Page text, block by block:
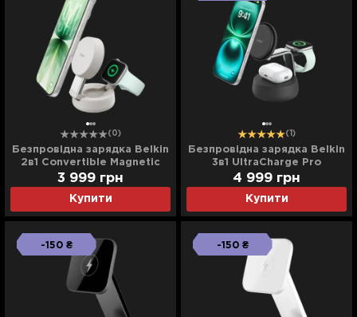
(0)
Безпровідна зарядка Belkin
2в1 Convertible Magnetic
Charging 25Вт Dock (Sand)
Купити
3 999 грн
(1)
Безпровідна зарядка Belkin
3в1 UltraCharge Pro
Magnetic Charging 25Вт
Dock (Charcoal)
Купити
4 999 грн
-150 ₴ -150 ₴